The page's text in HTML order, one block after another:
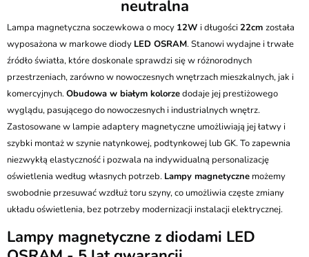
Poczta Polska Kurier 48H - 16 zł
Kurier GLS - 20 zł
Przesyłka Gabarytowa - 35 zł
kontakt@ledstyl.plneutralna
Lampa magnetyczna soczewkowa o mocy 12W i długości22cm została
wyposażona w markowe diody LED OSRAM. Stanowi wydajne i trwałe
źródło światła, które doskonale sprawdzi się w różnorodnych
przestrzeniach, zarówno w nowoczesnych wnętrzach mieszkalnych, jak i
komercyjnych.Obudowa w białym kolorzedodaje jej prestiżowego
wyglądu, pasującego do nowoczesnych i industrialnych wnętrz.
Zastosowane w lampie adaptery magnetyczne umożliwiają jej łatwy i
szybki montaż w szynie natynkowej, podtynkowej lub GK. To zapewnia
niezwykłą elastyczność i pozwala na indywidualną personalizację
oświetlenia według własnych potrzeb. Lampy magnetyczne możemy
swobodnie przesuwać wzdłuż toru szyny, co umożliwia częste zmiany
układu oświetlenia, bez potrzeby modernizacji instalacji elektrycznej.
Lampy magnetyczne z diodami LED